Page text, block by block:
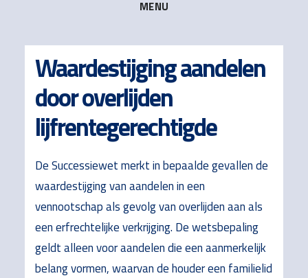
MENU
Waardestijging aandelen
door overlijden
lijfrentegerechtigde
De Successiewet merkt in bepaalde gevallen de
waardestijging van aandelen in een
vennootschap als gevolg van overlijden aan als
een erfrechtelijke verkrijging. De wetsbepaling
geldt alleen voor aandelen die een aanmerkelijk
belang vormen, waarvan de houder een familielid